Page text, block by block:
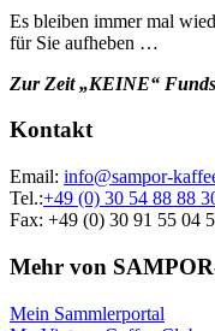
Es bleiben immer mal
für Sie aufheben …
Zur Zeit „KEINE“
Kontakt
Email: info@sampor-
Tel.:+49 (0) 30 54 88 88
Fax: +49 (0) 30 91 55 04
Mehr von
Mein Sammlerportal